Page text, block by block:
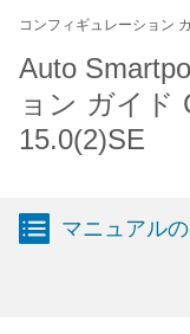
コンフィギュレーション
Auto
ョン ガイド
15.0(2)SE
マニュアル